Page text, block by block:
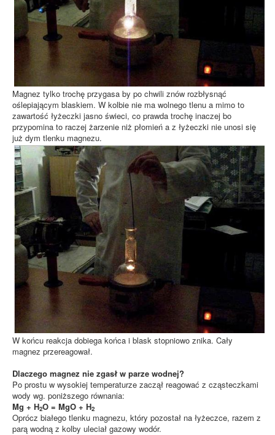
Magnez tylko trochę przygasa by po chwili znów rozbłysnąć
oślepiającym blaskiem. W kolbie nie ma wolnego tlenu a mimo to
zawartość łyżeczki jasno świeci, co prawda trochę inaczej bo
przypomina to raczej żarzenie niż płomień a z łyżeczki nie unosi się
już dym tlenku magnezu.
W końcu reakcja dobiega końca i blask stopniowo znika. Cały
magnez przereagował.
Dlaczego magnez nie zgasł w parze wodnej?
Po prostu w wysokiej temperaturze zaczął reagować z cząsteczkami
wody wg. poniższego równania:
Mg + H2O = MgO + H2
Oprócz białego tlenku magnezu, który pozostał na łyżeczce, razem z
parą wodną z kolby uleciał gazowy wodór.